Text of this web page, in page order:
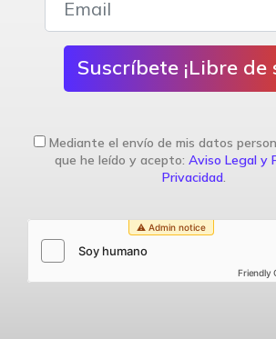
Suscríbete ¡Libre de
Mediante el envío de mis datos
que he leído y acepto: Aviso Legal y
Privacidad.
Friendly